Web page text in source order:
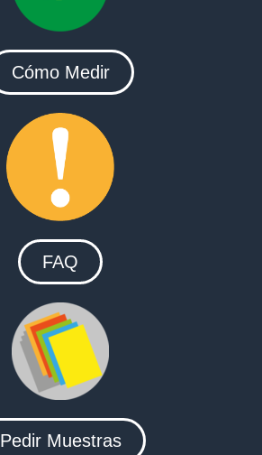
Cómo Medir
FAQ
Pedir Muestras